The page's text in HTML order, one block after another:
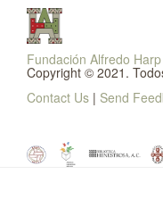
Fundación Alfredo
Copyright © 2021.
Contact Us | Send